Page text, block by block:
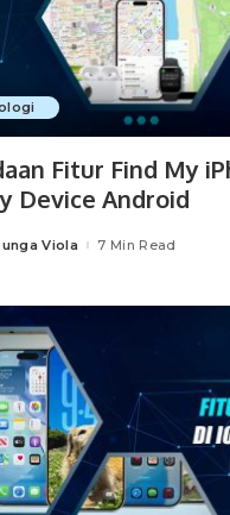
Fitur Find My
Device Android
Viola 7 Min Read